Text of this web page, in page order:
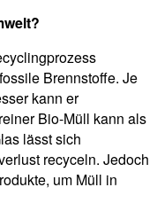
Brennstoffe. Je
kann er
Bio-Müll kann als
lässt sich
recyceln. Jedoch
um Müll in